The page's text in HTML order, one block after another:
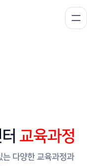
교육과정
다양한 교육과정과